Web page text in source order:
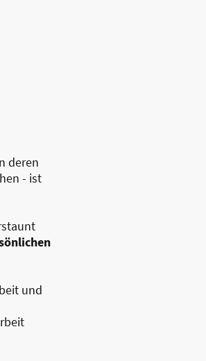
deren
- ist
und